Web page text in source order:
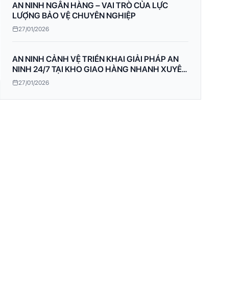
AN NINH NGÂN HÀNG – VAI TRÒ CỦA LỰC
LƯỢNG BẢO VỆ CHUYÊN NGHIỆP
27/01/2026
AN NINH CẢNH VỆ TRIỂN KHAI GIẢI PHÁP AN
NINH 24/7 TẠI KHO GIAO HÀNG NHANH XUYÊN
Á27/01/2026